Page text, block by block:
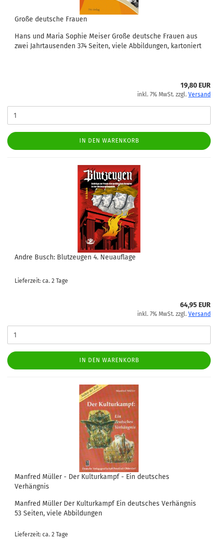
Große deutsche Frauen
Hans und Maria Sophie Meiser Große deutsche Frauen aus
zwei Jahrtausenden 374 Seiten, viele Abbildungen, kartoniert
19,80 EUR
inkl. 7% MwSt. zzgl. Versand
IN DEN WARENKORB
Andre Busch: Blutzeugen 4. Neuauflage
Lieferzeit: ca. 2 Tage
64,95 EUR
inkl. 7% MwSt. zzgl. Versand
IN DEN WARENKORB
Manfred Müller - Der Kulturkampf - Ein deutsches
Verhängnis
Manfred Müller Der Kulturkampf Ein deutsches Verhängnis
53 Seiten, viele Abbildungen
Lieferzeit: ca. 2 Tage